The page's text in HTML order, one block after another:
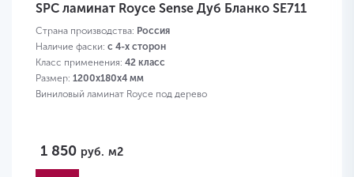
SPC ламинат Royce Sense Дуб Бланко SE711
Страна производства: Россия
Наличие фаски: с 4-х сторон
Класс применения: 42 класс
Размер: 1200х180х4 мм
Виниловый ламинат Royce под дерево
1 850 руб. м2